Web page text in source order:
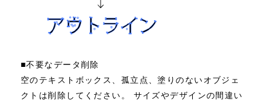
■不要なデータ削除
空のテキストボックス、孤立点、塗りのないオブジェ
クトは削除してください。 サイズやデザインの間違い